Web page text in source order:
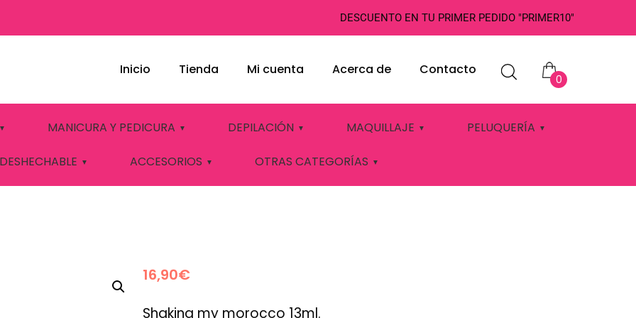
DESCUENTO EN TU PRIMER PEDIDO "PRIMER10"
0
Inicio Tienda Mi cuenta Acerca de Contacto
MANICURA Y PEDICURA DEPILACIÓN MAQUILLAJE PELUQUERÍA
ACCESORIOS OTRAS CATEGORÍAS
CUCCIO
16,90€
Shaking my morocco 13ml.